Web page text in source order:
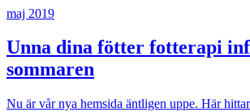
maj 2019
Unna dina fötter fotterapi
sommaren
Nu är vår nya hemsida äntligen uppe. Här